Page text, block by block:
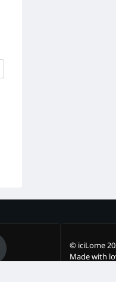
© iciLome
Made with